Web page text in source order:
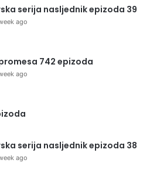
serija nasljednik epizoda 39
ago
742 epizoda
ago
serija nasljednik epizoda 38
ago